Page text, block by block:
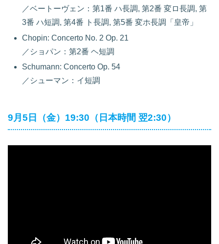
／ベートーヴェン：第1番 ハ長調, 第2番 変ロ長調, 第
3番 ハ短調, 第4番 ト長調, 第5番 変ホ長調「皇帝」
Chopin: Concerto No. 2 Op. 21
／ショパン：第2番 ヘ短調
Schumann: Concerto Op. 54
／シューマン：イ短調
9月5日（金）19:30（日本時間 翌2:30）